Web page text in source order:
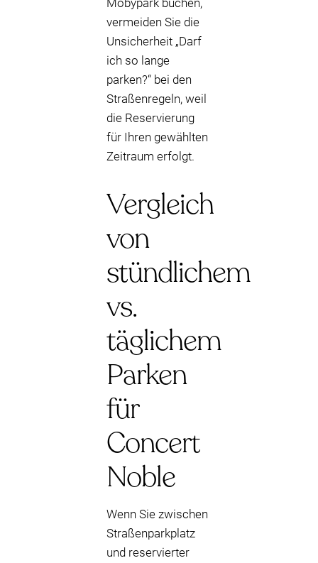
Mobypark buchen,
vermeiden Sie die
Unsicherheit „Darf
ich so lange
parken?“ bei den
Straßenregeln, weil
die Reservierung
für Ihren gewählten
Zeitraum erfolgt.
Vergleich
von
stündlichem
vs.
täglichem
Parken
für
Concert
Noble
Wenn Sie zwischen
Straßenparkplatz
und reservierter